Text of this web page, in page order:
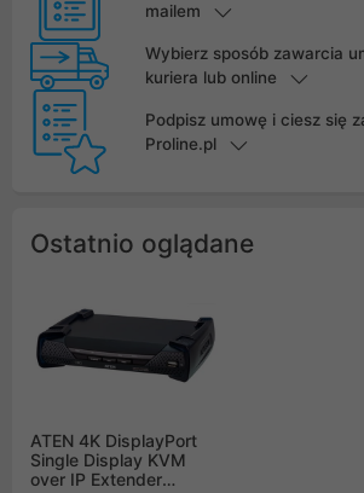
mailem
Wybierz sposób zawarcia
kuriera lub online
Podpisz umowę i ciesz się
Proline.pl
Ostatnio oglądane
ATEN 4K DisplayPort
Single Display KVM
over IP Extender